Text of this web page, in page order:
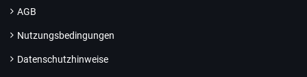
AGB
Nutzungsbedingungen
Datenschutzhinweise